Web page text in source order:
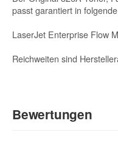
passt garantiert in
LaserJet Enterprise Flow
Reichweiten sind
Bewertungen